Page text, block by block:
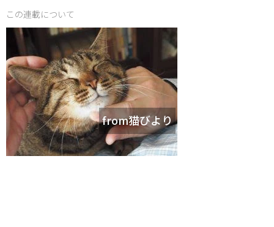
この連載について
from猫びより